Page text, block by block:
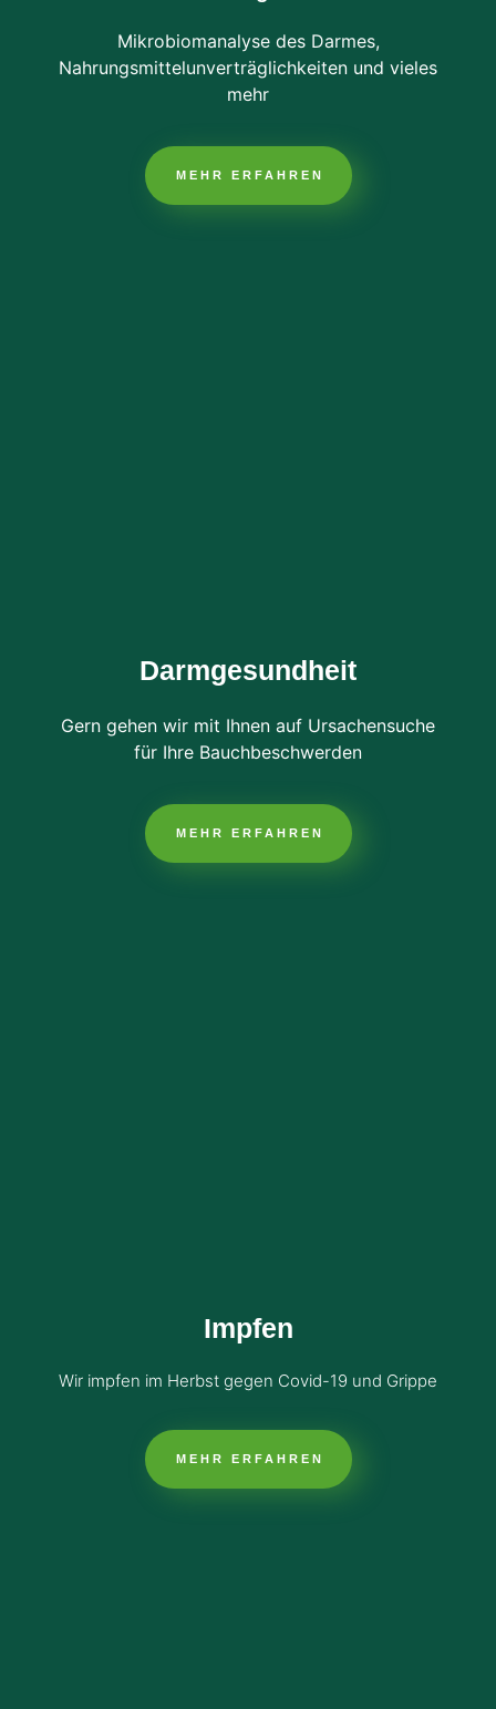
Darmgesundheit
Gern gehen wir mit Ihnen auf Ursachensuche
für Ihre Bauchbeschwerden
MEHR ERFAHREN
Mikrobiomanalyse des Darmes,
Nahrungsmittelunverträglichkeiten und vieles
mehr
MEHR ERFAHREN
Impfen
Wir impfen im Herbst gegen Covid-19 und Grippe
MEHR ERFAHREN